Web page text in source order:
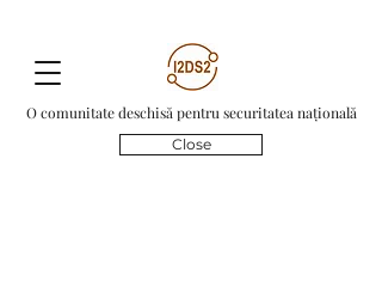
O comunitate deschisă pentru securitatea națională
Close